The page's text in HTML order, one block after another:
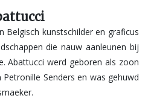
Belgisch kunstschilder en graficus
die nauw aanleunen bij
Abattucci werd geboren als zoon
Senders en was gehuwd